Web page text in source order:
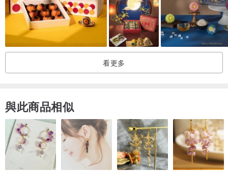
木乃伊：銀河芝麻｜星空墨色料滿實在，享受芝麻香氣滿足味蕾 。
血眼球：率性檸檬｜個性鮮明的檸檬甘納許在舌尖俏皮耍脾氣。
骷顱頭：焦糖太妃｜親手熬製焦糖，演繹法式太妃奶糖風情。
南瓜頭：熱情陽光｜輕咬一口熱帶的陽光，似百香果閃耀耀眼。
血眼球：韓柚翡翠｜柚子酸甜蜂蜜香氣，伴奶霜舞出柔潤甜美圓舞
木乃伊：藍莓甜心｜不憂鬱的藍莓果泥內餡，像海像雲又像風。
大眼怪：加勒比海盜｜蘭姆酒漬葡萄乾，酒香濃郁醉心不醉人。
可愛鬼：愛戀粉紅｜法式經典玫瑰荔枝，盡享浪漫滋味。
▋商品標示
看更多
與此商品相似